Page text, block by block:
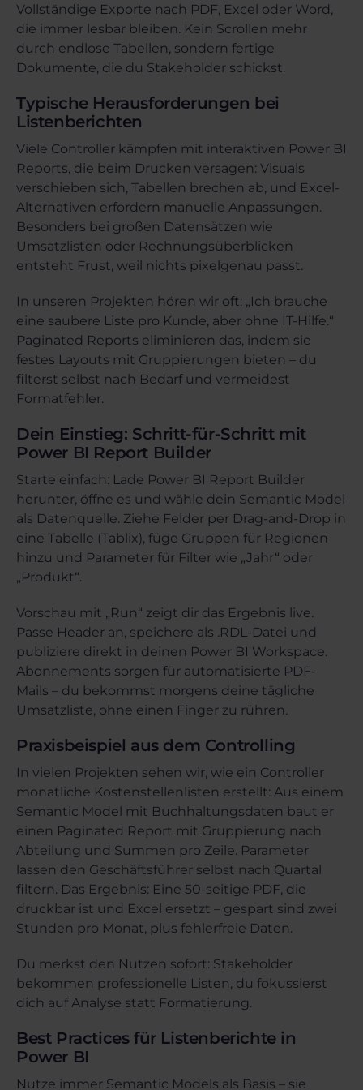
Vollständige Exporte nach PDF, Excel oder Word,
die immer lesbar bleiben. Kein Scrollen mehr
durch endlose Tabellen, sondern fertige
Dokumente, die du Stakeholder schickst.
Typische Herausforderungen bei
Listenberichten
Viele Controller kämpfen mit interaktiven Power BI
Reports, die beim Drucken versagen: Visuals
verschieben sich, Tabellen brechen ab, und Excel-
Alternativen erfordern manuelle Anpassungen.
Besonders bei großen Datensätzen wie
Umsatzlisten oder Rechnungsüberblicken
entsteht Frust, weil nichts pixelgenau passt.
In unseren Projekten hören wir oft: „Ich brauche
eine saubere Liste pro Kunde, aber ohne IT-Hilfe.“
Paginated Reports eliminieren das, indem sie
festes Layouts mit Gruppierungen bieten – du
filterst selbst nach Bedarf und vermeidest
Formatfehler.
Dein Einstieg: Schritt-für-Schritt mit
Power BI Report Builder
Starte einfach: Lade Power BI Report Builder
herunter, öffne es und wähle dein Semantic Model
als Datenquelle. Ziehe Felder per Drag-and-Drop in
eine Tabelle (Tablix), füge Gruppen für Regionen
hinzu und Parameter für Filter wie „Jahr“ oder
„Produkt“.
Vorschau mit „Run“ zeigt dir das Ergebnis live.
Passe Header an, speichere als .RDL-Datei und
publiziere direkt in deinen Power BI Workspace.
Abonnements sorgen für automatisierte PDF-
Mails – du bekommst morgens deine tägliche
Umsatzliste, ohne einen Finger zu rühren.
Praxisbeispiel aus dem Controlling
In vielen Projekten sehen wir, wie ein Controller
monatliche Kostenstellenlisten erstellt: Aus einem
Semantic Model mit Buchhaltungsdaten baut er
einen Paginated Report mit Gruppierung nach
Abteilung und Summen pro Zeile. Parameter
lassen den Geschäftsführer selbst nach Quartal
filtern. Das Ergebnis: Eine 50-seitige PDF, die
druckbar ist und Excel ersetzt – gespart sind zwei
Stunden pro Monat, plus fehlerfreie Daten.
Du merkst den Nutzen sofort: Stakeholder
bekommen professionelle Listen, du fokussierst
dich auf Analyse statt Formatierung.
Best Practices für Listenberichte in
Power BI
Nutze immer Semantic Models als Basis – sie